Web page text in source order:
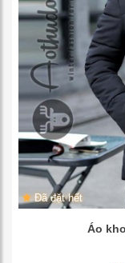
Đã đặt hết
Áo